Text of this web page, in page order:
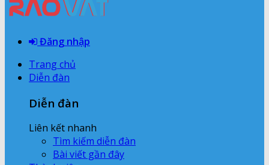
Đăng nhập
Trang chủ
Diễn đàn
Diễn đàn
Liên kết nhanh
Tìm kiếm diễn đàn
Bài viết gần đây